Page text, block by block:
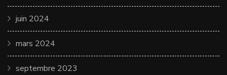
juin 2024
mars 2024
septembre 2023